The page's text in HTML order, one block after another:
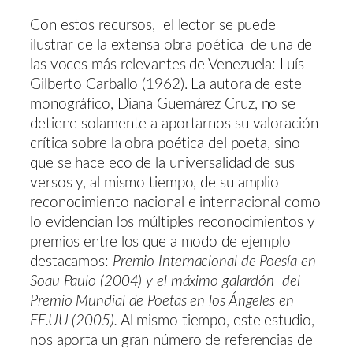
Con estos recursos, el lector se puede
ilustrar de la extensa obra poética de una de
las voces más relevantes de Venezuela: Luís
Gilberto Carballo (1962). La autora de este
monográfico, Diana Guemárez Cruz, no se
detiene solamente a aportarnos su valoración
crítica sobre la obra poética del poeta, sino
que se hace eco de la universalidad de sus
versos y, al mismo tiempo, de su amplio
reconocimiento nacional e internacional como
lo evidencian los múltiples reconocimientos y
premios entre los que a modo de ejemplo
destacamos: Premio Internacional de Poesía en
Soau Paulo (2004) y el máximo galardón del
Premio Mundial de Poetas en los Ángeles en
EE.UU (2005). Al mismo tiempo, este estudio,
nos aporta un gran número de referencias de